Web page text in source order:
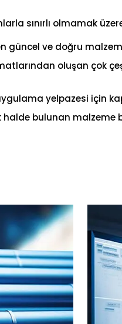
sınırlı olmamak
güncel ve doğru
oluşan çok
yelpazesi için
halde bulunan